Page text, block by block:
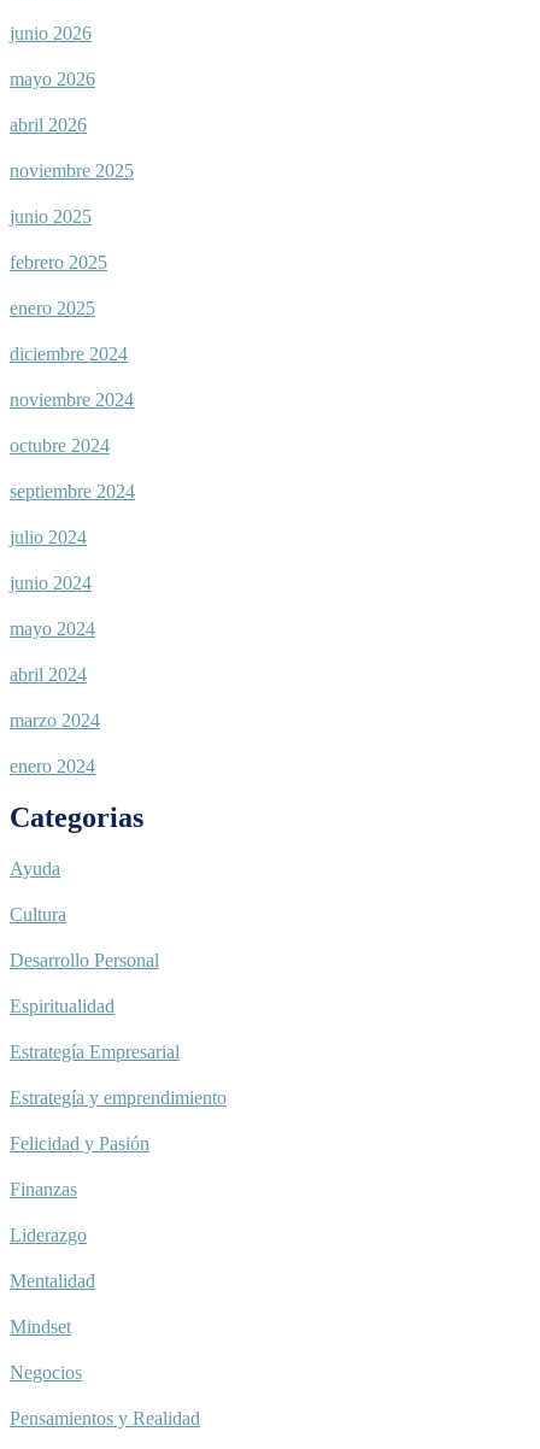
junio 2026
mayo 2026
abril 2026
noviembre 2025
junio 2025
febrero 2025
enero 2025
diciembre 2024
noviembre 2024
octubre 2024
septiembre 2024
julio 2024
junio 2024
mayo 2024
abril 2024
marzo 2024
enero 2024
Categorias
Ayuda
Cultura
Desarrollo Personal
Espiritualidad
Estrategía Empresarial
Estrategía y emprendimiento
Felicidad y Pasión
Finanzas
Liderazgo
Mentalidad
Mindset
Negocios
Pensamientos y Realidad